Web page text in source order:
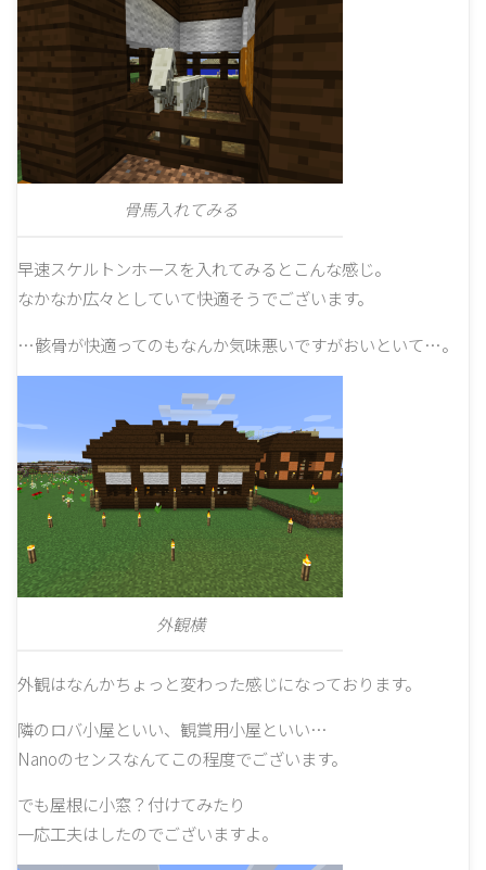
骨馬入れてみる
早速スケルトンホースを入れてみるとこんな感じ。
なかなか広々としていて快適そうでございます。
…骸骨が快適ってのもなんか気味悪いですがおいといて…。
外観横
外観はなんかちょっと変わった感じになっております。
隣のロバ小屋といい、観賞用小屋といい…
Nanoのセンスなんてこの程度でございます。
でも屋根に小窓？付けてみたり
一応工夫はしたのでございますよ。